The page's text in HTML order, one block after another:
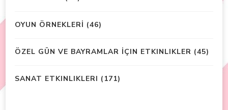
OYUN ÖRNEKLERİ (46)
ÖZEL GÜN VE BAYRAMLAR İÇIN ETKINLIKLER (45)
SANAT ETKINLIKLERI (171)